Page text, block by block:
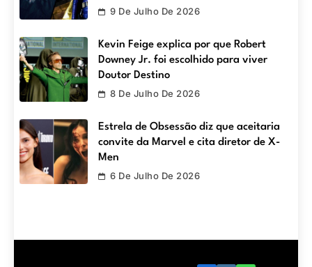
9 De Julho De 2026
Kevin Feige explica por que Robert
Downey Jr. foi escolhido para viver
Doutor Destino
8 De Julho De 2026
Estrela de Obsessão diz que aceitaria
convite da Marvel e cita diretor de X-
Men
6 De Julho De 2026